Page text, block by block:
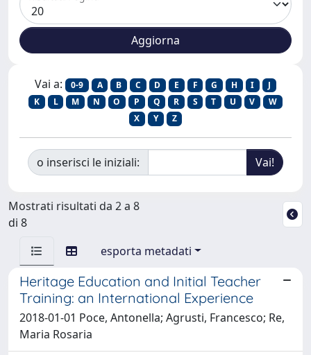
Vai a: 0-9 A B C D E F G H I
J
K
L M N O P Q R S T U V
W
X
Y Z
o inserisci le iniziali:
Mostrati risultati da 2 a 8
di 8
esporta metadati
Heritage Education and Initial Teacher
Training: an International Experience
2018-01-01 Poce, Antonella; Agrusti, Francesco; Re,
Maria Rosaria